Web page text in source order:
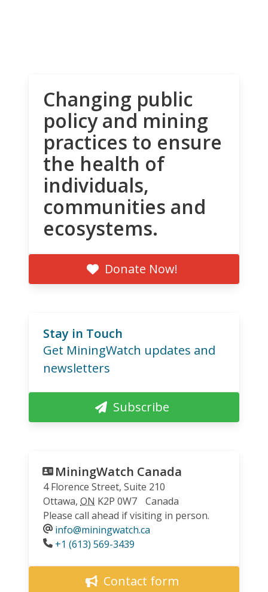
Changing public
policy and mining
practices to ensure
the health of
individuals,
communities and
ecosystems.
Donate Now!
Stay in Touch
Get MiningWatch updates and
newsletters
Subscribe
MiningWatch Canada
4 Florence Street, Suite 210
Ottawa, ON K2P 0W7
Canada
Please call ahead if visiting in person.
info@miningwatch.ca
Phone
+1 (613) 569-3439
Contact form